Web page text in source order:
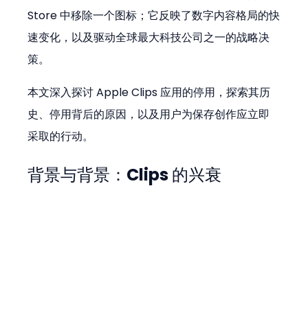
Store 中移除一个图标；它反映了数字内容格局的快
速变化，以及驱动全球最大科技公司之一的战略决
策。
本文深入探讨 Apple Clips 应用的停用，探索其历
史、停用背后的原因，以及用户为保存创作应立即
采取的行动。
背景与背景：Clips 的兴衰